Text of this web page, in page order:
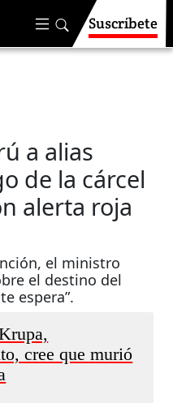
Suscríbete
a alias
de la cárcel
alerta roja
el ministro
el destino del
espera”.
cree que murió